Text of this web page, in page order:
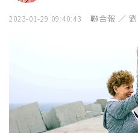
2023-01-29 09:40:43 聯合報 ／